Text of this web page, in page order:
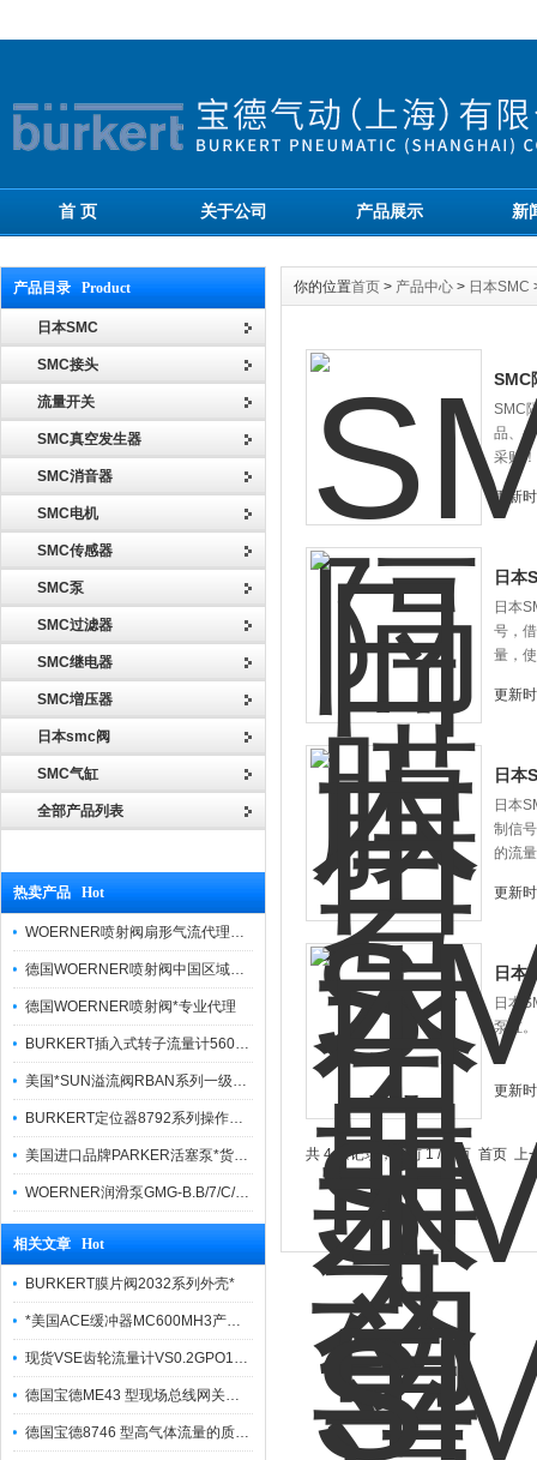
首 页 关于公司 产品展示 新
产品目录 Product
日本SMC
SMC接头
流量开关
SMC真空发生器
SMC消音器
SMC电机
SMC传感器
SMC泵
SMC过滤器
SMC继电器
SMC増压器
日本smc阀
SMC气缸
全部产品列表
热卖产品 Hot
WOERNER喷射阀扇形气流代理品牌价格优势
德国WOERNER喷射阀中国区域优势报价
德国WOERNER喷射阀*专业代理
BURKERT插入式转子流量计560860货真价实
美国*SUN溢流阀RBAN系列一级代理
BURKERT定位器8792系列操作方法简便
美国进口品牌PARKER活塞泵*货期快捷
WOERNER润滑泵GMG-B.B/7/C/0/G/0/08报价快
相关文章 Hot
BURKERT膜片阀2032系列外壳*
*美国ACE缓冲器MC600MH3产品特点
现货VSE齿轮流量计VS0.2GPO12V-32N11/4选型条件
德国宝德ME43 型现场总线网关参数
德国宝德8746 型高气体流量的质量流量控制器/质量 流量测量计
你的位置首页 > 产品中心 > 日本SMC
SMC
SMC
品、
采购
更新
日本
日本
号，
量，
更新
日本
日本
制信
的流
更新
日本
日本
泵缸
更新
共 4 条记录，当前 1 / 1 页 首页